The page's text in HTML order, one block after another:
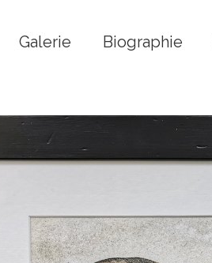
Galerie Biographie